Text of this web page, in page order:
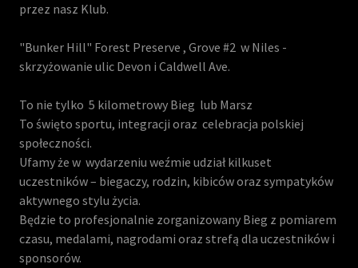
przez nasz Klub.
"Bunker Hill" Forest Preserve , Grove #2 w Niles -
skrzyżowanie ulic Devon i Caldwell Ave.
To nie tylko 5 kilometrowy Bieg lub Marsz
To święto sportu, integracji oraz celebracja polskiej
społeczności.
Ufamy że w wydarzeniu weźmie udział kilkuset
uczestników – biegaczy, rodzin, kibiców oraz sympatyków
aktywnego stylu życia.
Będzie to profesjonalnie zorganizowany Bieg z pomiarem
czasu, medalami, nagrodami oraz strefą dla uczestników i
sponsorów.